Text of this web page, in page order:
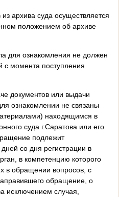
архива суда осуществляется
положением об архиве
для ознакомления не должен
с момента поступления
документов или выдачи
ознакомлении не связаны
находящимся в
суда г.Саратова или его
подлежит
со дня регистрации в
в компетенцию которого
в обращении вопросов, с
обращение, о
исключением случая,